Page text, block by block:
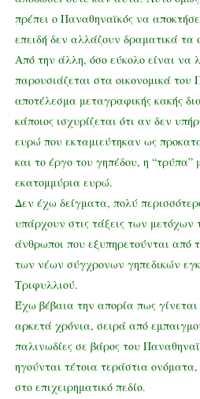
πρέπει ο Παναθηναϊκός να
επειδή δεν αλλάζουν δραματικά τα
Από την άλλη, όσο εύκολο είναι να
παρουσιάζεται στα οικονομικά του
αποτέλεσμα μεταγραφικής κακής
κάποιος ισχυρίζεται ότι αν δεν
ευρώ που εκταμιεύτηκαν ως
και το έργο του γηπέδου, η
εκατομμύρια ευρώ.
Δεν έχω δείγματα, πολύ
υπάρχουν στις τάξεις των μετόχων
άνθρωποι που εξυπηρετούνται από
των νέων σύγχρονων γηπεδικών
Τριφυλλιού.
Έχω βέβαια την απορία πως
αρκετά χρόνια, σειρά από
παλινωδίες σε βάρος του
ηγούνται τέτοια τεράστια
στο επιχειρηματικό πεδίο.